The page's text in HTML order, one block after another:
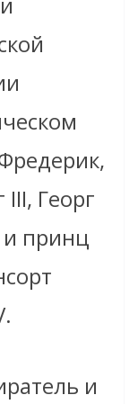
Георг
и принц
и